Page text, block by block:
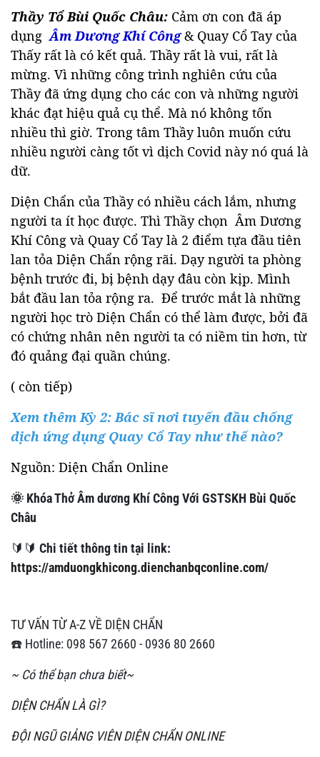
Thầy Tổ Bùi Quốc Châu: Cảm ơn con đã áp
dụngÂm Dương Khí Công& Quay Cổ Tay của
Thấy rất là có kết quả. Thầy rất là vui, rất là
mừng. Vì những công trình nghiên cứu của
Thầy đã ứng dụng cho các con và những người
khác đạt hiệu quả cụ thể. Mà nó không tốn
nhiều thì giờ. Trong tâm Thầy luôn muốn cứu
nhiều người càng tốt vì dịch Covid này nó quá là
dữ.
Diện Chẩn của Thầy có nhiều cách lắm, nhưng
người ta ít học được. Thì Thầy chọn Âm Dương
Khí Công và Quay Cổ Tay là 2 điểm tựa đầu tiên
lan tỏa Diện Chẩn rộng rãi. Dạy người ta phòng
bệnh trước đi, bị bệnh dạy đâu còn kịp. Mình
bắt đầu lan tỏa rộng ra. Để trước mắt là những
người học trò Diện Chẩn có thể làm được, bởi đã
có chứng nhân nên người ta có niềm tin hơn, từ
đó quảng đại quần chúng.
( còn tiếp)
Xem thêm Kỳ 2: Bác sĩ nơi tuyến đầu chống
dịch ứng dụng Quay Cổ Tay như thế nào?
Nguồn: Diện Chẩn Online
🌞 Khóa Thở Âm dương Khí Công Với GSTSKH Bùi Quốc
Châu
🔰🔰 Chi tiết thông tin tại link:
https://amduongkhicong.dienchanbqconline.com/
TƯ VẤN TỪ A-Z VỀ DIỆN CHẨN
☎️ Hotline: 098 567 2660 - 0936 80 2660
~ Có thể bạn chưa biết~
DIỆN CHẨN LÀ GÌ?
ĐỘI NGŨ GIẢNG VIÊN DIỆN CHẨN ONLINE